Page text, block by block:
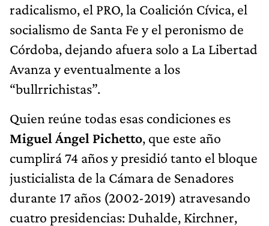
radicalismo, el PRO, la Coalición Cívica, el
socialismo de Santa Fe y el peronismo de
Córdoba, dejando afuera solo a La Libertad
Avanza y eventualmente a los
“bullrrichistas”.
Quien reúne todas esas condiciones es
Miguel Ángel Pichetto, que este año
cumplirá 74 años y presidió tanto el bloque
justicialista de la Cámara de Senadores
durante 17 años (2002-2019) atravesando
cuatro presidencias: Duhalde, Kirchner,